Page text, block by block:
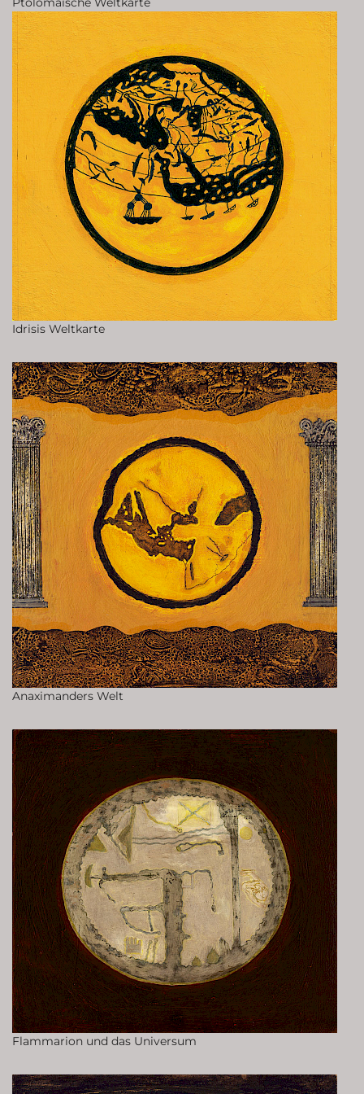
Idrisis Weltkarte
Anaximanders Welt
Flammarion und das Universum